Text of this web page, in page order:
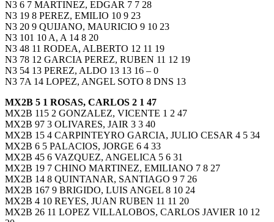
N3 6 7 MARTINEZ, EDGAR 7 7 28
N3 19 8 PEREZ, EMILIO 10 9 23
N3 20 9 QUIJANO, MAURICIO 9 10 23
N3 101 10 A, A 14 8 20
N3 48 11 RODEA, ALBERTO 12 11 19
N3 78 12 GARCIA PEREZ, RUBEN 11 12 19
N3 54 13 PEREZ, ALDO 13 13 16 – 0
N3 7A 14 LOPEZ, ANGEL SOTO 8 DNS 13
MX2B 5 1 ROSAS, CARLOS 2 1 47
MX2B 115 2 GONZALEZ, VICENTE 1 2 47
MX2B 97 3 OLIVARES, JAIR 3 3 40
MX2B 15 4 CARPINTEYRO GARCIA, JULIO CESAR 4 5 34
MX2B 6 5 PALACIOS, JORGE 6 4 33
MX2B 45 6 VAZQUEZ, ANGELICA 5 6 31
MX2B 19 7 CHINO MARTINEZ, EMILIANO 7 8 27
MX2B 14 8 QUINTANAR, SANTIAGO 9 7 26
MX2B 167 9 BRIGIDO, LUIS ANGEL 8 10 24
MX2B 4 10 REYES, JUAN RUBEN 11 11 20
MX2B 26 11 LOPEZ VILLALOBOS, CARLOS JAVIER 10 12